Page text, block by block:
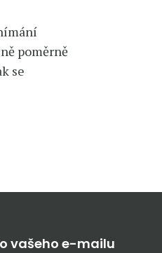
poměrně
se
vašeho e-mailu